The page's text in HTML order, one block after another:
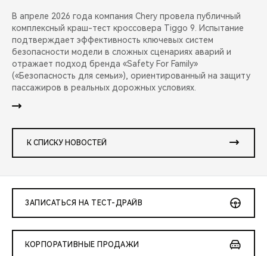
В апреле 2026 года компания Chery провела публичный
комплексный краш-тест кроссовера Tiggo 9. Испытание
подтверждает эффективность ключевых систем
безопасности модели в сложных сценариях аварий и
отражает подход бренда «Safety For Family»
(«Безопасность для семьи»), ориентированный на защиту
пассажиров в реальных дорожных условиях.
К СПИСКУ НОВОСТЕЙ
ЗАПИСАТЬСЯ НА ТЕСТ-ДРАЙВ
КОРПОРАТИВНЫЕ ПРОДАЖИ